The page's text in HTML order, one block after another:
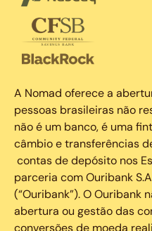
A Nomad oferece a
pessoas brasileiras não
não é um banco, é uma
câmbio e transferências
contas de depósito nos
parceria com Ouribank
(“Ouribank”). O Ouribank
abertura ou gestão das
conversões de moeda